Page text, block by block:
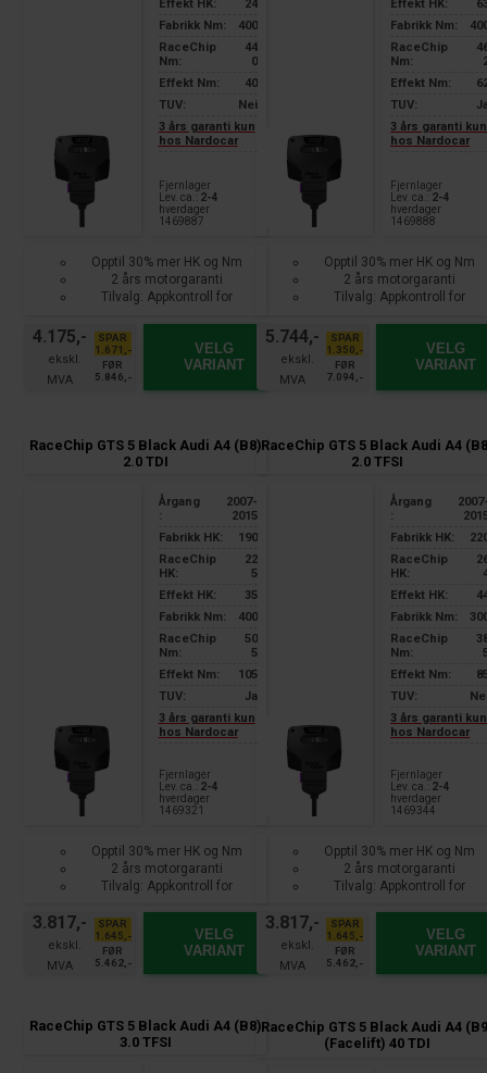
Effekt HK:
24
Fabrikk Nm:
400
RaceChip
Nm:
44
0
Effekt Nm:
40
TUV:
Nei
3 års garanti kun
hos Nardocar
Fjernlager
Lev. ca.:
2-4
hverdager
1469887
Opptil 30% mer HK og Nm
2 års motorgaranti
Tilvalg: Appkontroll for
4.175,-
SPAR
1.671,-
FØR
5.846,-
VELG
VARIANT
Effekt HK:
Fabrikk Nm:
RaceChip
Nm:
Effekt Nm:
TUV:
3 års garanti kun
hos Nardocar
Fjernlager
Lev. ca.: 2-4
hverdager
1469888
Opptil 30% mer HK og Nm
2 års motorgaranti
Tilvalg: Appkontroll for
5.744,-
SPAR
1.350,-
FØR
7.094,-
VELG
VARIANT
RaceChip GTS 5 Black Audi A4 (B8)
2.0 TDI
Årgang
:
2007-
2015
Fabrikk HK:
190
RaceChip
HK:
22
5
Effekt HK:
35
Fabrikk Nm:
400
RaceChip
Nm:
50
5
Effekt Nm:
105
TUV:
Ja
3 års garanti kun
hos Nardocar
Fjernlager
Lev. ca.:
2-4
hverdager
1469321
Opptil 30% mer HK og Nm
2 års motorgaranti
Tilvalg: Appkontroll for
3.817,-
SPAR
1.645,-
FØR
5.462,-
VELG
VARIANT
RaceChip GTS 5 Black Audi A4
2.0 TFSI
Årgang
:
Fabrikk HK:
RaceChip
HK:
Effekt HK:
Fabrikk Nm:
RaceChip
Nm:
Effekt Nm:
TUV:
3 års garanti kun
hos Nardocar
Fjernlager
Lev. ca.: 2-4
hverdager
1469344
Opptil 30% mer HK og Nm
2 års motorgaranti
Tilvalg: Appkontroll for
3.817,-
SPAR
1.645,-
FØR
5.462,-
VELG
VARIANT
RaceChip GTS 5 Black Audi A4 (B8)
3.0 TFSI
RaceChip GTS 5 Black Audi A4
(Facelift) 40 TDI